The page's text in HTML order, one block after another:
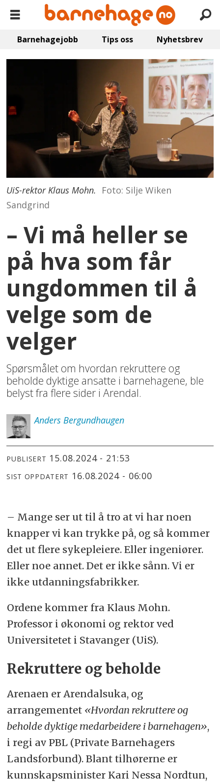
Barnehagejobb Tips oss Nyhetsbrev
UiS-rektor Klaus Mohn.
Foto: Silje Wiken
Sandgrind
– Vi må heller se
på hva som får
ungdommen til å
velge som de
velger
Spørsmålet om hvordan rekruttere og
beholde dyktige ansatte i barnehagene, ble
belyst fra flere sider i Arendal.
Anders Bergundhaugen
PUBLISERT 15.08.2024 - 21:53
SIST OPPDATERT 16.08.2024 - 06:00
– Mange ser ut til å tro at vi har noen
knapper vi kan trykke på, og så kommer
det ut flere sykepleiere. Eller ingeniører.
Eller noe annet. Det er ikke sånn. Vi er
ikke utdanningsfabrikker.
Ordene kommer fra Klaus Mohn.
Professor i økonomi og rektor ved
Universitetet i Stavanger (UiS).
Rekruttere og beholde
Arenaen er Arendalsuka, og
arrangementet «Hvordan rekruttere og
beholde dyktige medarbeidere i barnehagen»,
i regi av PBL (Private Barnehagers
Landsforbund). Blant tilhørerne er
kunnskapsminister Kari Nessa Nordtun,